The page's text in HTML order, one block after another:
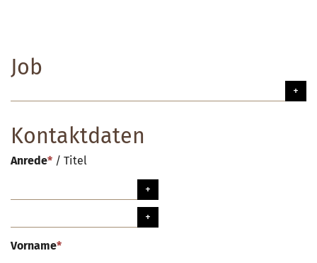
Job
Kontaktdaten
Anrede* / Titel
Vorname*